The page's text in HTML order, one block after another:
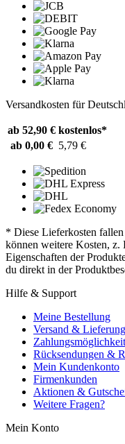
Versandkosten für
ab 52,90 € kostenlos*
ab 0,00 € 5,79 €
* Diese Lieferkosten
können weitere Kosten, z.
Eigenschaften der
du direkt in der
Hilfe & Support
Meine Bestellung
Versand & Lieferung
Rücksendungen &
Mein Kundenkonto
Firmenkunden
Aktionen &
Weitere Fragen?
Mein Konto